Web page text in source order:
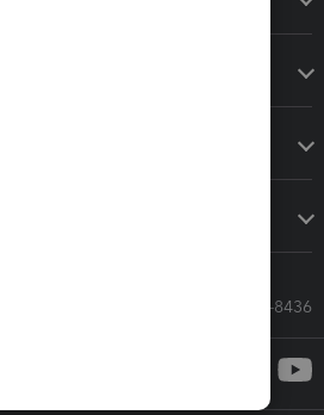
Call Sales: 833-564-8436